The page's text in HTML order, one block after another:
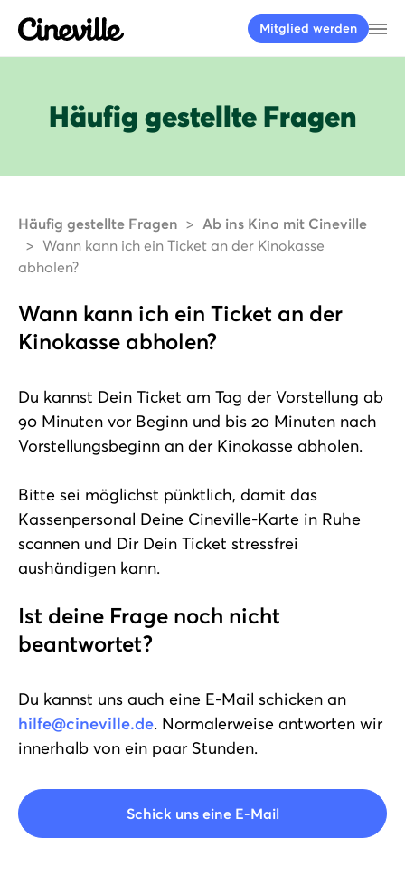
Cineville Logo
Mitglied werden
Häufig gestellte Fragen
Häufig gestellte Fragen
Ab ins Kino mit Cineville
Wann kann ich ein Ticket an der Kinokasse
abholen?
Wann kann ich ein Ticket an der
Kinokasse abholen?
Du kannst Dein Ticket am Tag der Vorstellung ab
90 Minuten vor Beginn und bis 20 Minuten nach
Vorstellungsbeginn an der Kinokasse abholen.
Bitte sei möglichst pünktlich, damit das
Kassenpersonal Deine Cineville-Karte in Ruhe
scannen und Dir Dein Ticket stressfrei
aushändigen kann.
Ist deine Frage noch nicht
beantwortet?
Du kannst uns auch eine E-Mail schicken an
hilfe@cineville.de. Normalerweise antworten wir
innerhalb von ein paar Stunden.
Schick uns eine E-Mail